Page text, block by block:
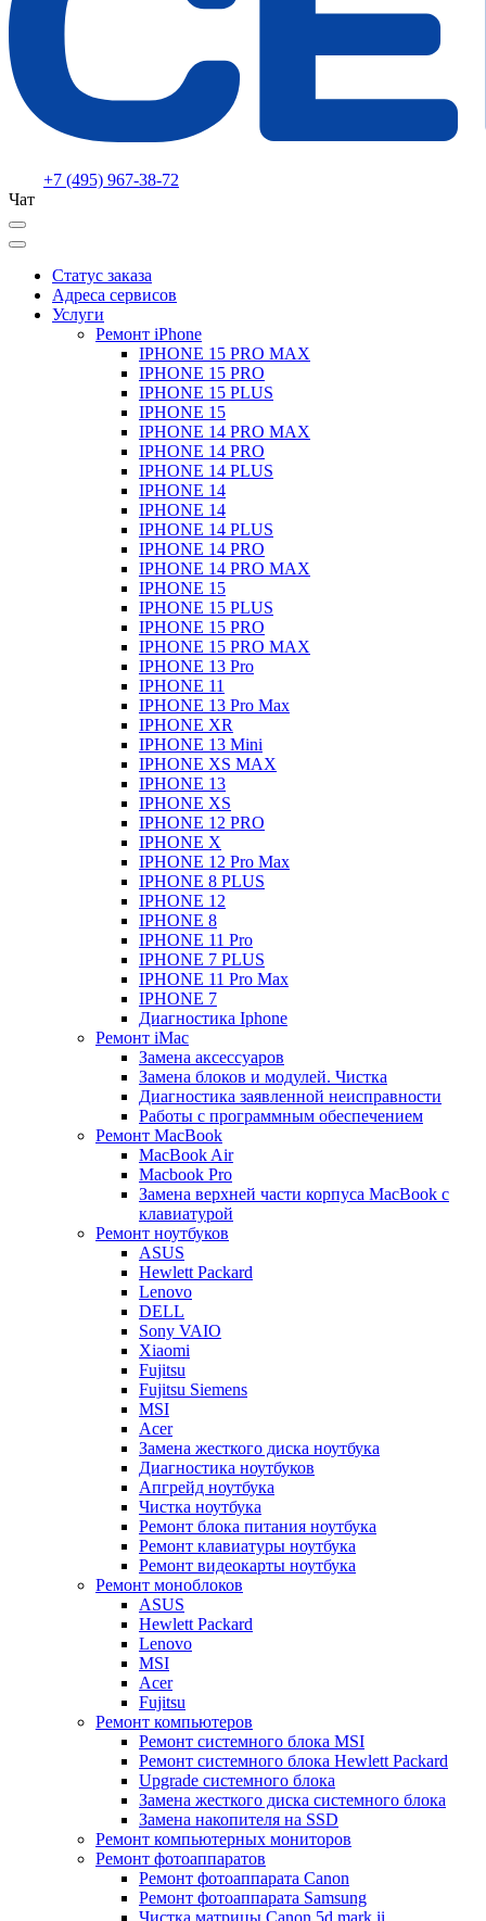
+7 (495) 967-38-72
Чат
Статус заказа
Адреса сервисов
Услуги
Ремонт iPhone
IPHONE 15 PRO MAX
IPHONE 15 PRO
IPHONE 15 PLUS
IPHONE 15
IPHONE 14 PRO MAX
IPHONE 14 PRO
IPHONE 14 PLUS
IPHONE 14
IPHONE 14
IPHONE 14 PLUS
IPHONE 14 PRO
IPHONE 14 PRO MAX
IPHONE 15
IPHONE 15 PLUS
IPHONE 15 PRO
IPHONE 15 PRO MAX
IPHONE 13 Pro
IPHONE 11
IPHONE 13 Pro Max
IPHONE XR
IPHONE 13 Mini
IPHONE XS MAX
IPHONE 13
IPHONE XS
IPHONE 12 PRO
IPHONE X
IPHONE 12 Pro Max
IPHONE 8 PLUS
IPHONE 12
IPHONE 8
IPHONE 11 Pro
IPHONE 7 PLUS
IPHONE 11 Pro Max
IPHONE 7
Диагностика Iphone
Ремонт iMac
Замена аксессуаров
Замена блоков и модулей. Чистка
Диагностика заявленной неисправности
Работы с программным обеспечением
Ремонт MacBook
MacBook Air
Macbook Pro
Замена верхней части корпуса MacBook с
клавиатурой
Ремонт ноутбуков
ASUS
Hewlett Packard
Lenovo
DELL
Sony VAIO
Xiaomi
Fujitsu
Fujitsu Siemens
MSI
Acer
Замена жесткого диска ноутбука
Диагностика ноутбуков
Апгрейд ноутбука
Чистка ноутбука
Ремонт блока питания ноутбука
Ремонт клавиатуры ноутбука
Ремонт видеокарты ноутбука
Ремонт моноблоков
ASUS
Hewlett Packard
Lenovo
MSI
Acer
Fujitsu
Ремонт компьютеров
Ремонт системного блока MSI
Ремонт системного блока Hewlett Packard
Upgrade системного блока
Замена жесткого диска системного блока
Замена накопителя на SSD
Ремонт компьютерных мониторов
Ремонт фотоаппаратов
Ремонт фотоаппарата Canon
Ремонт фотоаппарата Samsung
Чистка матрицы Canon 5d mark ii